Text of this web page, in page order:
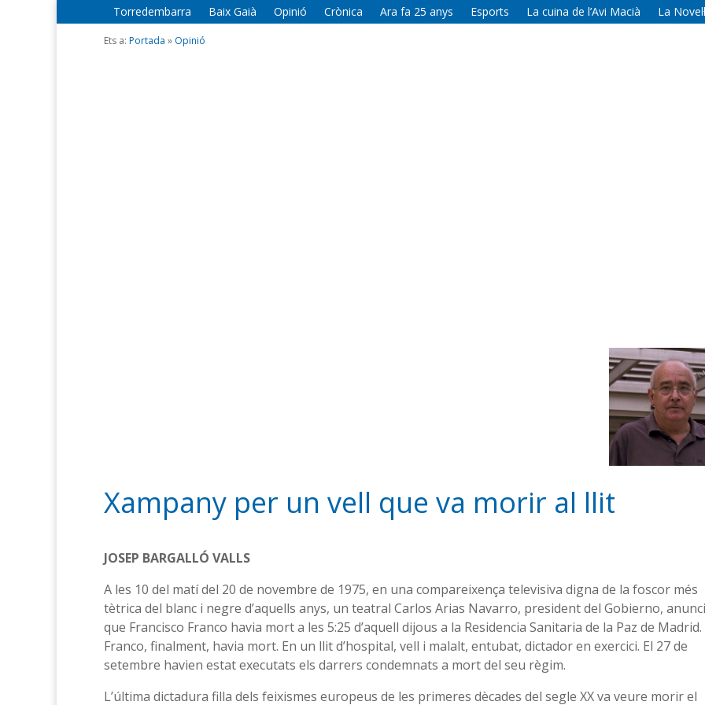
Torredembarra Baix Gaià Opinió Crònica Ara fa 25 anys Esports La cuina de l’Avi Macià La
Ets a: Portada » Opinió
Xampany per un vell que va morir al llit
JOSEP BARGALLÓ VALLS
A les 10 del matí del 20 de novembre de 1975, en una compareixença televisiva digna de la foscor més
tètrica del blanc i negre d’aquells anys, un teatral Carlos Arias Navarro, president del Gobierno,
que Francisco Franco havia mort a les 5:25 d’aquell dijous a la Residencia Sanitaria de la Paz de Madrid.
Franco, finalment, havia mort. En un llit d’hospital, vell i malalt, entubat, dictador en exercici. El 27 de
setembre havien estat executats els darrers condemnats a mort del seu règim.
L’última dictadura filla dels feixismes europeus de les primeres dècades del segle XX va veure morir el